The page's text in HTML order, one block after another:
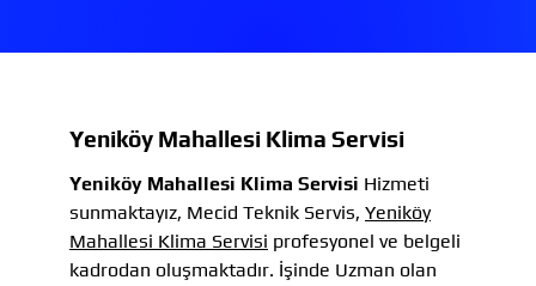
Yeniköy Mahallesi Klima Servisi
Yeniköy Mahallesi Klima Servisi Hizmeti
sunmaktayız, Mecid Teknik Servis, Yeniköy
Mahallesi Klima Servisi profesyonel ve belgeli
kadrodan oluşmaktadır. İşinde Uzman olan